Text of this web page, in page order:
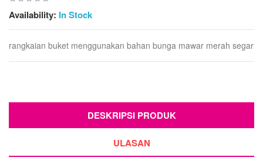
Availability: In Stock
rangkaian buket menggunakan bahan bunga mawar merah segar
DESKRIPSI PRODUK
ULASAN